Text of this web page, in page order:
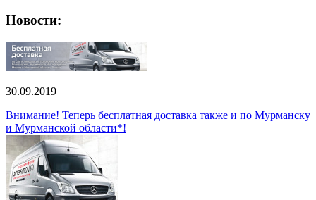
Новости:
30.09.2019
Внимание! Теперь бесплатная доставка также и по Мурманску
и Мурманской области*!